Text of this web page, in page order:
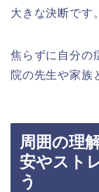
大きな決断です。
焦らずに自分の
院の先生や家族
周囲の理
安やスト
う